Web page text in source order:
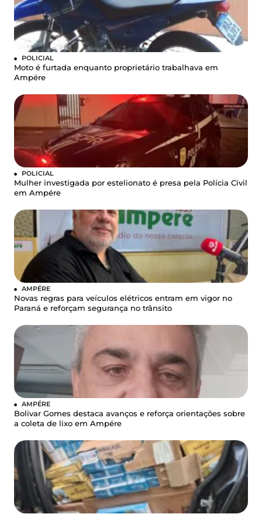
POLICIAL
Moto é furtada enquanto proprietário trabalhava em
Ampére
POLICIAL
Mulher investigada por estelionato é presa pela Polícia Civil
em Ampére
AMPÉRE
Novas regras para veículos elétricos entram em vigor no
Paraná e reforçam segurança no trânsito
AMPÉRE
Bolivar Gomes destaca avanços e reforça orientações sobre
a coleta de lixo em Ampére